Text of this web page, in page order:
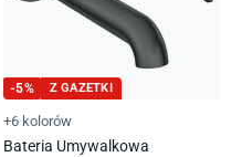
-5% Z GAZETKI
+6 kolorów
Bateria Umywalkowa